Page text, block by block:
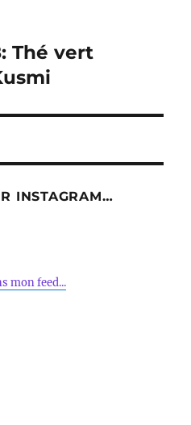
Thé vert
INSTAGRAM…
mon feed...